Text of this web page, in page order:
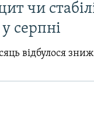
чи
серпні
відбулося